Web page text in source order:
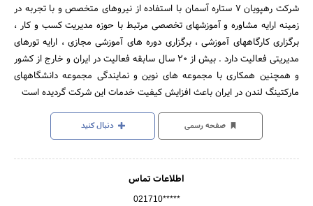
شرکت رهپویان 7 ستاره آسمان با استفاده از نیروهای متخصص و با تجربه در
زمینه ارایه مشاوره و آموزشهای تخصصی مرتبط با حوزه مدیریت کسب و کار ،
برگزاری کارگاههای آموزشی ، برگزاری دوره های آموزشی مجازی ، ارایه تورهای
مدیریتی فعالیت دارد . بیش از 20 سال سابقه فعالیت در ایران و خارج از کشور
و همچنین همکاری با مجموعه های نوین و نمایندگی مجموعه دانشگاههای
مارکتینگ لندن در ایران باعث افزایش کیفیت خدمات این شرکت گردیده است
صفحه رسمی دنبال کنید
اطلاعات تماس
021710*****